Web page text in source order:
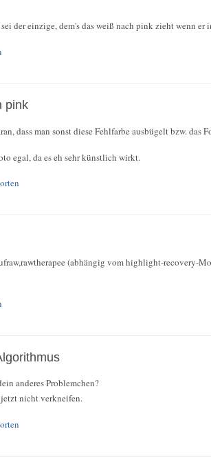
der einzige, dem's das weiß nach pink zieht wenn
pink
dass man sonst diese Fehlfarbe ausbügelt bzw.
egal, da es eh sehr künstlich wirkt.
(abhängig vom highlight-recovery-
anderes Problemchen?
nicht verkneifen.